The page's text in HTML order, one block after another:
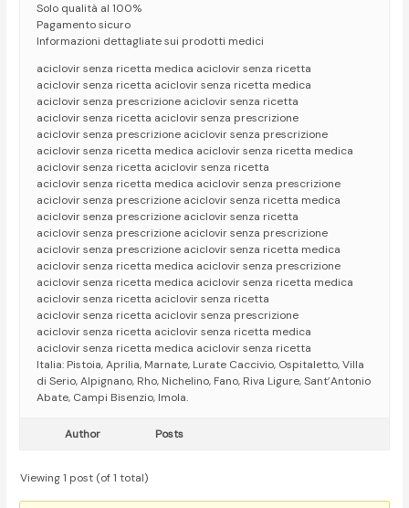
Solo qualità al 100%
Pagamento sicuro
Informazioni dettagliate sui prodotti medici
aciclovir senza ricetta medica aciclovir senza ricetta
aciclovir senza ricetta aciclovir senza ricetta medica
aciclovir senza prescrizione aciclovir senza ricetta
aciclovir senza ricetta aciclovir senza prescrizione
aciclovir senza prescrizione aciclovir senza prescrizione
aciclovir senza ricetta medica aciclovir senza ricetta medica
aciclovir senza ricetta aciclovir senza ricetta
aciclovir senza ricetta medica aciclovir senza prescrizione
aciclovir senza prescrizione aciclovir senza ricetta medica
aciclovir senza prescrizione aciclovir senza ricetta
aciclovir senza prescrizione aciclovir senza prescrizione
aciclovir senza prescrizione aciclovir senza ricetta medica
aciclovir senza ricetta medica aciclovir senza prescrizione
aciclovir senza ricetta medica aciclovir senza ricetta medica
aciclovir senza ricetta aciclovir senza ricetta
aciclovir senza ricetta aciclovir senza prescrizione
aciclovir senza ricetta aciclovir senza ricetta medica
aciclovir senza ricetta medica aciclovir senza ricetta
Italia: Pistoia, Aprilia, Marnate, Lurate Caccivio, Ospitaletto, Villa
di Serio, Alpignano, Rho, Nichelino, Fano, Riva Ligure, Sant’Antonio
Abate, Campi Bisenzio, Imola.
Author Posts
Viewing 1 post (of 1 total)